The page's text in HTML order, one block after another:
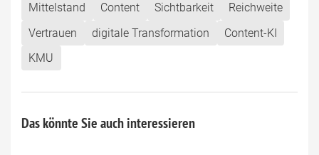
Mittelstand
Content Sichtbarkeit
Reichweite
Vertrauen
digitale Transformation
Content-KI
KMU
Das könnte Sie auch interessieren